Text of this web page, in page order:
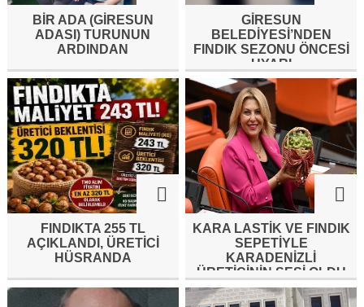
BİR ADA (GİRESUN
ADASI) TURUNUN
ARDINDAN
GİRESUN
BELEDİYESİ’NDEN
FINDIK SEZONU ÖNCESİ
UYARI
FINDIKTA 255 TL
AÇIKLANDI, ÜRETİCİ
HÜSRANDA
KARA LASTİK VE FINDIK
SEPETİYLE
KARADENİZLİ
ÜRETİCİNİN SESİ OLDU